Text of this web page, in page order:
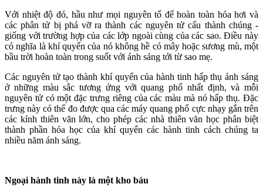
Với nhiệt độ đó, hầu như mọi nguyên tố để hoàn toàn hóa hơi và
các phân tử bị phá vỡ ra thành các nguyên tử cấu thành chúng -
giống với trường hợp của các lớp ngoài cùng của các sao. Điều này
có nghĩa là khí quyển của nó không hề có mây hoặc sương mù, một
bầu trời hoàn toàn trong suốt với ánh sáng tới từ sao mẹ.
Các nguyên tử tạo thành khí quyển của hành tinh hấp thụ ánh sáng
ở những màu sắc tương ứng với quang phổ nhất định, và mỗi
nguyên tử có một đặc trưng riêng của các màu mà nó hấp thụ. Đặc
trưng này có thể đo được qua các máy quang phổ cực nhạy gắn trên
các kính thiên văn lớn, cho phép các nhà thiên văn học phân biệt
thành phần hóa học của khí quyển các hành tinh cách chúng ta
nhiều năm ánh sáng.
Ngoại hành tinh này là một kho báu